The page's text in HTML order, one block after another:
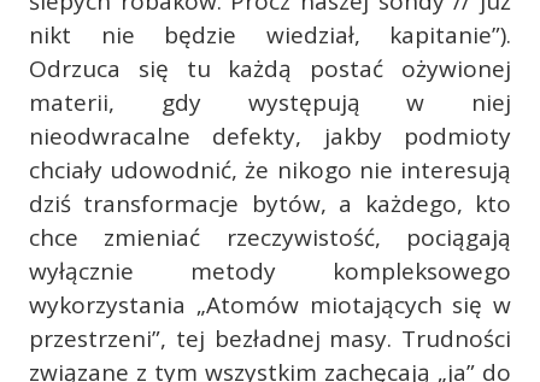
nikt nie będzie wiedział, kapitanie”).
Odrzuca się tu każdą postać ożywionej
materii, gdy występują w niej
nieodwracalne defekty, jakby podmioty
chciały udowodnić, że nikogo nie interesują
dziś transformacje bytów, a każdego, kto
chce zmieniać rzeczywistość, pociągają
wyłącznie metody kompleksowego
wykorzystania „Atomów miotających się w
przestrzeni”, tej bezładnej masy. Trudności
związane z tym wszystkim zachęcają „ja” do